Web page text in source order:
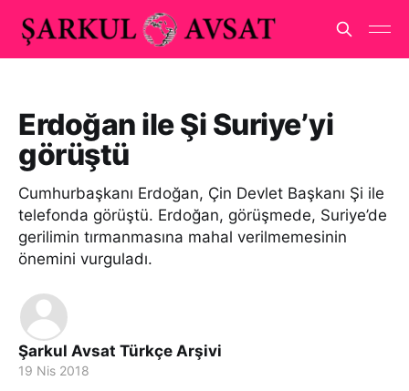
Erdoğan ile Şi Suriye’yi
görüştü
Cumhurbaşkanı Erdoğan, Çin Devlet Başkanı Şi ile
telefonda görüştü. Erdoğan, görüşmede, Suriye’de
gerilimin tırmanmasına mahal verilmemesinin
önemini vurguladı.
Şarkul Avsat Türkçe Arşivi
19 Nis 2018